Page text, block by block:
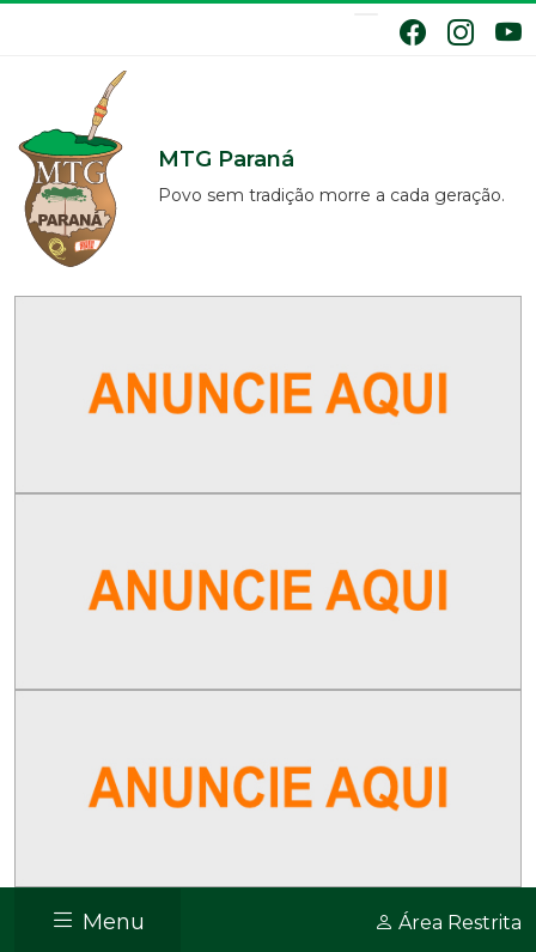
MTG Paraná
Povo sem tradição morre a cada geração.
Menu Área Restrita